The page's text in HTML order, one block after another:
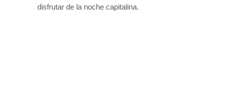
disfrutar de la noche capitalina.